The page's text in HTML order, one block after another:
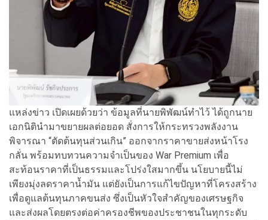
แหล่งข่าว เปิดเผยด้วยว่า ข้อมูลที่นายพิพัฒน์ทำไว้ ได้ถูกนาย
เอกนิตินำมาขยายผลต่อยอด สั่งการให้กระทรวงพลังงาน
พิจารณา “ตัดต้นทุนส่วนเกิน” ออกจากราคาขายส่งหน้าโรง
กลั่น พร้อมทบทวนความจำเป็นของ War Premium เพื่อ
สะท้อนราคาที่เป็นธรรมและโปร่งใสมากขึ้น นโยบายนี้ไม่
เพียงมุ่งลดราคาน้ำมัน แต่ยังเป็นการแก้ไขปัญหาที่โครงสร้าง
เพื่อดูแลต้นทุนภาคขนส่ง ซึ่งเป็นหัวใจสำคัญของเศรษฐกิจ
และส่งผลโดยตรงต่อค่าครองชีพของประชาชนในทุกระดับ